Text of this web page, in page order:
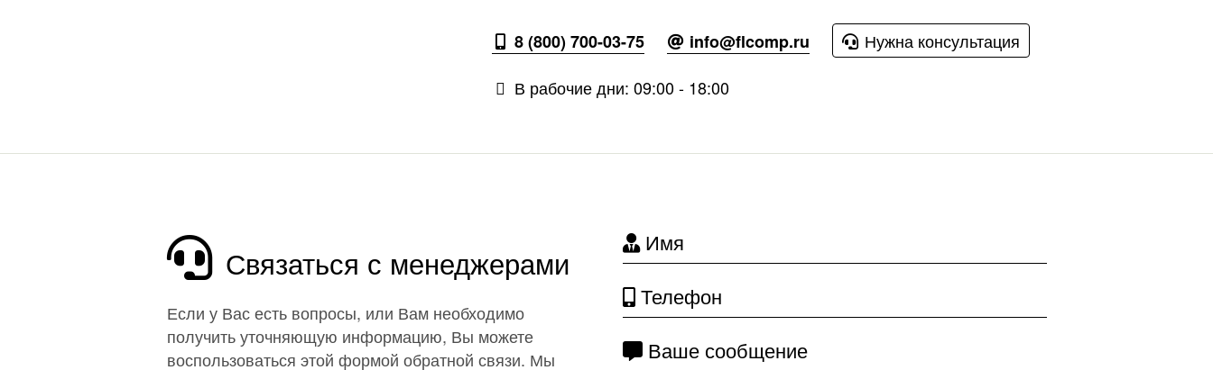
8 (800) 700-03-75 info@flcomp.ru
Нужна консультация
В рабочие дни: 09:00 - 18:00
Связаться с менеджерами
Если у Вас есть вопросы, или Вам необходимо
получить уточняющую информацию, Вы можете
воспользоваться этой формой обратной связи. Мы
Имя
Телефон
Ваше сообщение